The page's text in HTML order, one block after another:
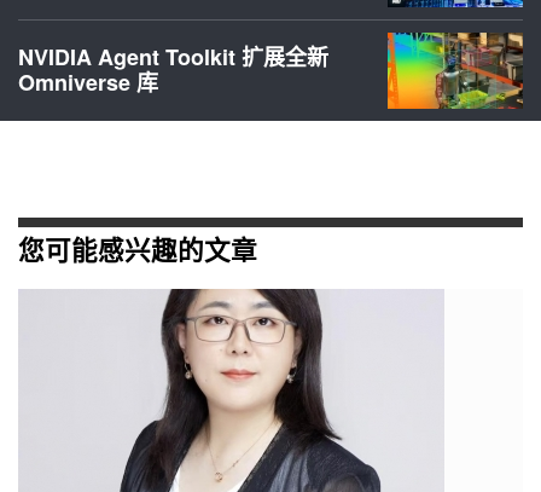
NVIDIA Agent Toolkit 扩展全新
Omniverse 库
您可能感兴趣的文章